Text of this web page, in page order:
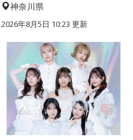
神奈川県
2026年8月5日 10:23 更新